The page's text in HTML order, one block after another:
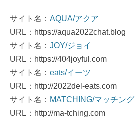
サイト名： AQUA/アクア
URL：https://aqua2022chat.blog
サイト名： JOY/ジョイ
URL：https://404joyful.com
サイト名： eats/イーツ
URL：http://2022del-eats.com
サイト名： MATCHING/マッチング
URL：http://ma-tching.com